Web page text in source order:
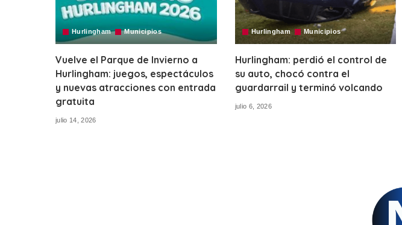
Hurlingham Municipios
Vuelve el Parque de Invierno a
Hurlingham: juegos, espectáculos
y nuevas atracciones con entrada
gratuita
julio 14, 2026
Hurlingham Municipios
Hurlingham: perdió el control de
su auto, chocó contra el
guardarrail y terminó volcando
julio 6, 2026